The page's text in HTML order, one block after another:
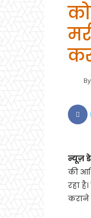
By
न्यूज़
की
रहा
कराने